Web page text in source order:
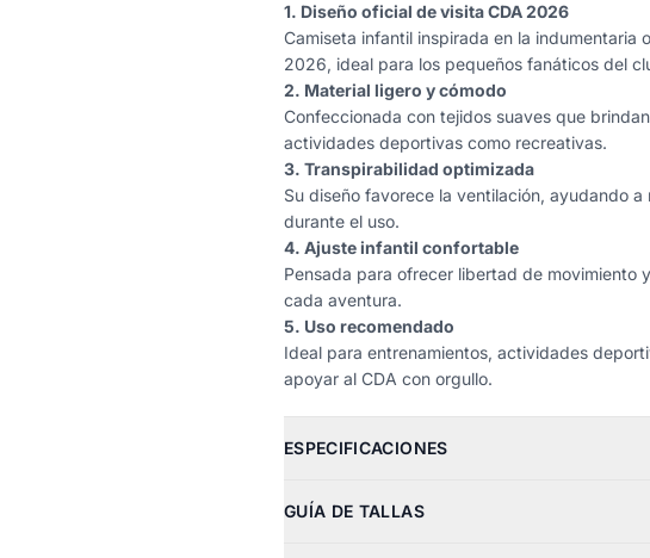
1. Diseño oficial de visita CDA 2026
Camiseta infantil inspirada en la indumentaria
2026, ideal para los pequeños fanáticos del
2. Material ligero y cómodo
Confeccionada con tejidos suaves que
actividades deportivas como recreativas.
3. Transpirabilidad optimizada
Su diseño favorece la ventilación, ayudando
durante el uso.
4. Ajuste infantil confortable
Pensada para ofrecer libertad de movimiento
cada aventura.
5. Uso recomendado
Ideal para entrenamientos, actividades
apoyar al CDA con orgullo.
ESPECIFICACIONES
GUÍA DE TALLAS